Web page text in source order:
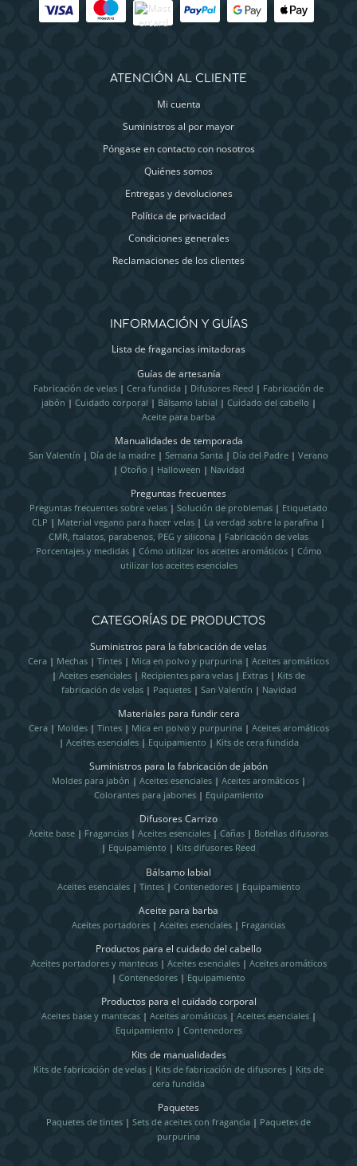
ATENCIÓN AL CLIENTE
Mi cuenta
Suministros al por mayor
Póngase en contacto con nosotros
Quiénes somos
Entregas y devoluciones
Política de privacidad
Condiciones generales
Reclamaciones de los clientes
INFORMACIÓN Y GUÍAS
Lista de fragancias imitadoras
Guías de artesanía
Fabricación de velas | Cera fundida | Difusores Reed | Fabricación de
jabón | Cuidado corporal | Bálsamo labial | Cuidado del cabello |
Aceite para barba
Manualidades de temporada
San Valentín | Día de la madre | Semana Santa | Día del Padre | Verano
| Otoño | Halloween | Navidad
Preguntas frecuentes
Preguntas frecuentes sobre velas | Solución de problemas | Etiquetado
CLP | Material vegano para hacer velas | La verdad sobre la parafina |
CMR, ftalatos, parabenos, PEG y silicona | Fabricación de velas
Porcentajes y medidas| Cómo utilizar los aceites aromáticos| Cómo
utilizar los aceites esenciales
CATEGORÍAS DE PRODUCTOS
Suministros para la fabricación de velas
Cera | Mechas | Tintes | Mica en polvo y purpurina | Aceites aromáticos
| Aceites esenciales | Recipientes para velas | Extras | Kits de
fabricación de velas| Paquetes| San Valentín | Navidad
Materiales para fundir cera
Cera| Moldes| Tintes| Mica en polvo y purpurina | Aceites aromáticos
| Aceites esenciales| Equipamiento | Kits de cera fundida
Suministros para la fabricación de jabón
Moldes para jabón | Aceites esenciales| Aceites aromáticos|
Colorantes para jabones| Equipamiento
Difusores Carrizo
Aceite base | Fragancias | Aceites esenciales | Cañas | Botellas difusoras
| Equipamiento | Kits difusores Reed
Bálsamo labial
Aceites esenciales| Tintes| Contenedores| Equipamiento
Aceite para barba
Aceites portadores | Aceites esenciales | Fragancias
Productos para el cuidado del cabello
Aceites portadores y mantecas| Aceites esenciales| Aceites aromáticos
| Contenedores | Equipamiento
Productos para el cuidado corporal
Aceites base y mantecas| Aceites aromáticos| Aceites esenciales|
Equipamiento | Contenedores
Kits de manualidades
Kits de fabricación de velas | Kits de fabricación de difusores | Kits de
cera fundida
Paquetes
Paquetes de tintes | Sets de aceites con fragancia | Paquetes de
purpurina